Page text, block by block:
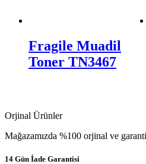
Fragile Muadil
Toner TN3467
Orjinal Ürünler
Mağazamızda %100 orjinal ve
14 Gün İade Garantisi